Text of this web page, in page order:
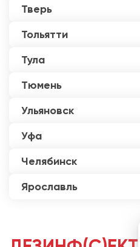
Тверь
Тольятти
Тула
Тюмень
Ульяновск
Уфа
Челябинск
Ярославль